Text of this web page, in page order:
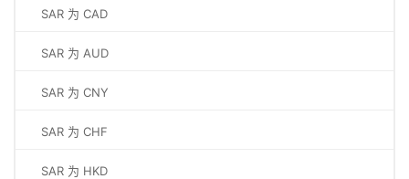
SAR 为 CAD
SAR 为 AUD
SAR 为 CNY
SAR 为 CHF
SAR 为 HKD